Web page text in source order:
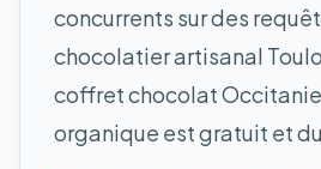
concurrents sur des
chocolatier artisanal
coffret chocolat
organique est gratuit et